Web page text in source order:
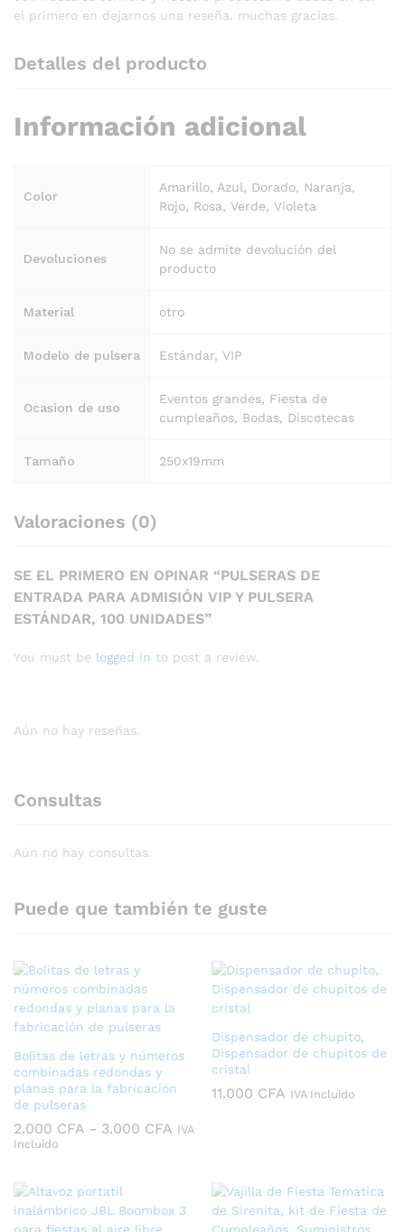
el primero en dejarnos una reseña. muchas gracias.
Detalles del producto
Información adicional
Color
Amarillo, Azul, Dorado, Naranja,
Rojo, Rosa, Verde, Violeta
Devoluciones
No se admite devolución del
producto
Material otro
Modelo de pulsera Estándar, VIP
Ocasion de uso
Eventos grandes, Fiesta de
cumpleaños, Bodas, Discotecas
Tamaño 250x19mm
Valoraciones (0)
SE EL PRIMERO EN OPINAR “PULSERAS DE
ENTRADA PARA ADMISIÓN VIP Y PULSERA
ESTÁNDAR, 100 UNIDADES”
You must be logged in to post a review.
Aún no hay reseñas.
Consultas
Aún no hay consultas.
Puede que también te guste
Bolitas de letras y números
combinadas redondas y
planas para la fabricación
de pulseras
2.000 CFA - 3.000 CFA Rango
2.000 CFA
3.000 CFA
IVA
Incluido
Dispensador de chupito,
Dispensador de chupitos de
cristal
11.000 CFA IVA Incluido